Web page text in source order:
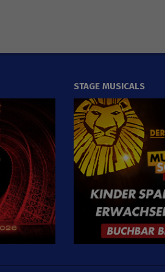
STAGE MUSICALS